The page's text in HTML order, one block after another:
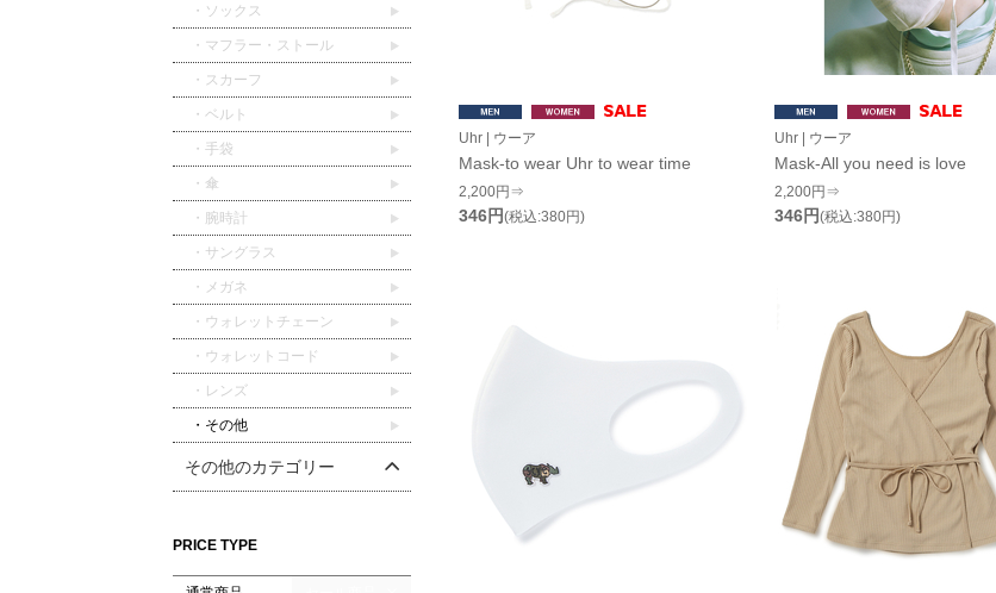
・ソックス
・マフラー・ストール
・スカーフ
・ベルト
・手袋
・傘
・腕時計
・サングラス
・メガネ
・ウォレットチェーン
・ウォレットコード
・レンズ
・その他
その他のカテゴリー
PRICE TYPE
Uhr | ウーア
Mask-to wear Uhr to wear time
2,200円⇒
346円(税込:380円)
Uhr | ウーア
Mask-All you need is love
2,200円⇒
346円(税込:380円)